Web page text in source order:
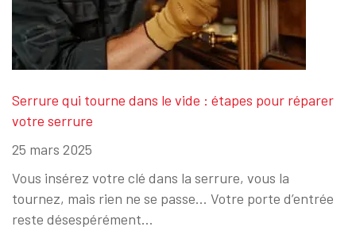
Serrure qui tourne dans le vide : étapes pour réparer
votre serrure
25 mars 2025
Vous insérez votre clé dans la serrure, vous la
tournez, mais rien ne se passe… Votre porte d’entrée
reste désespérément…